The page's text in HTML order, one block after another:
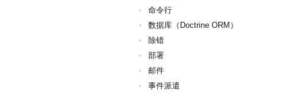
命令行
数据库（Doctrine ORM）
除错
部署
邮件
事件派遣